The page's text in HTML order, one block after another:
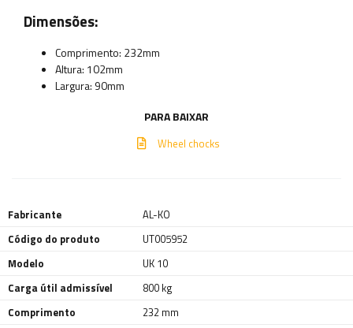
Dimensões:
Comprimento: 232mm
Altura: 102mm
Largura: 90mm
PARA BAIXAR
Wheel chocks
Fabricante
AL-KO
Código do produto
UT005952
Modelo
UK 10
Carga útil admissível
800 kg
Comprimento
232 mm